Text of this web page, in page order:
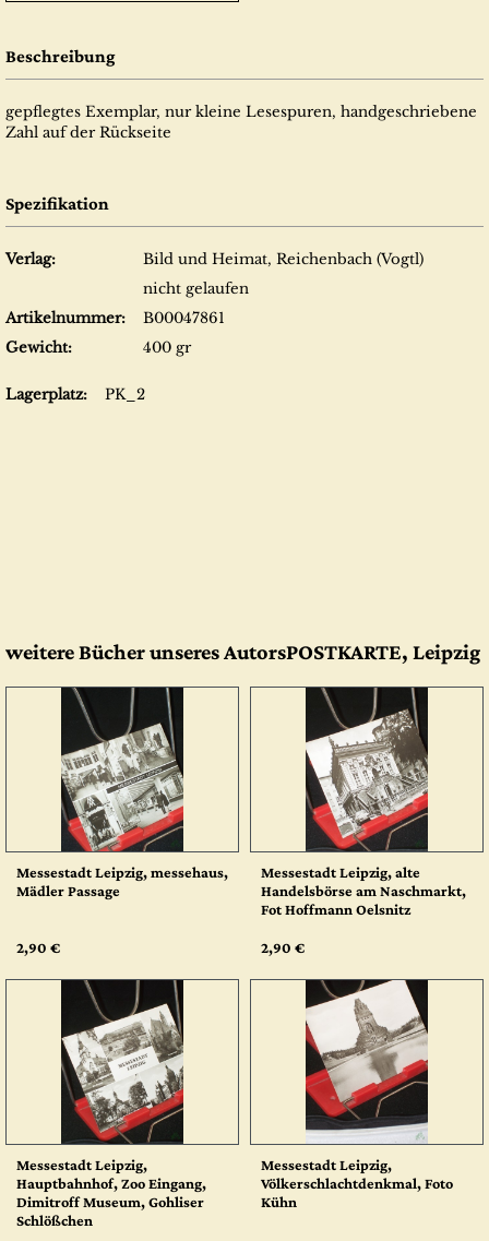
Beschreibung
gepflegtes Exemplar, nur kleine Lesespuren, handgeschriebene
Zahl auf der Rückseite
Spezifikation
Verlag:
Bild und Heimat, Reichenbach (Vogtl)
nicht gelaufen
Artikelnummer:
B00047861
Gewicht:
400 gr
Lagerplatz: PK_2
weitere Bücher unseres AutorsPOSTKARTE, Leipzig
Messestadt Leipzig, messehaus,
Mädler Passage
2,90 €
Messestadt Leipzig, alte
Handelsbörse am Naschmarkt,
Fot Hoffmann Oelsnitz
2,90 €
Messestadt Leipzig,
Hauptbahnhof, Zoo Eingang,
Dimitroff Museum, Gohliser
Schlößchen
Messestadt Leipzig,
Völkerschlachtdenkmal, Foto
Kühn